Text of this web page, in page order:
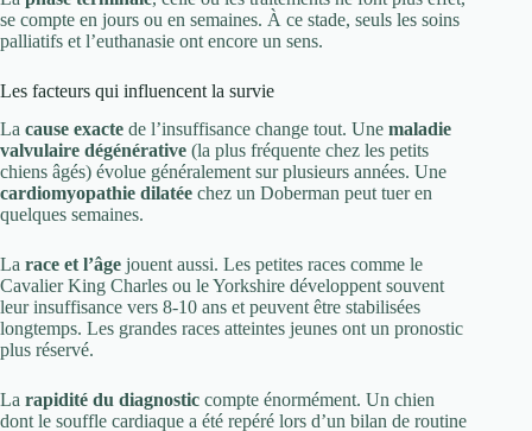
se compte en jours ou en semaines. À ce stade, seuls les soins
palliatifs et l’euthanasie ont encore un sens.
Les facteurs qui influencent la survie
La cause exacte de l’insuffisance change tout. Une maladie
valvulaire dégénérative (la plus fréquente chez les petits
chiens âgés) évolue généralement sur plusieurs années. Une
cardiomyopathie dilatée chez un Doberman peut tuer en
quelques semaines.
La race et l’âge jouent aussi. Les petites races comme le
Cavalier King Charles ou le Yorkshire développent souvent
leur insuffisance vers 8-10 ans et peuvent être stabilisées
longtemps. Les grandes races atteintes jeunes ont un pronostic
plus réservé.
La rapidité du diagnostic compte énormément. Un chien
dont le souffle cardiaque a été repéré lors d’un bilan de routine